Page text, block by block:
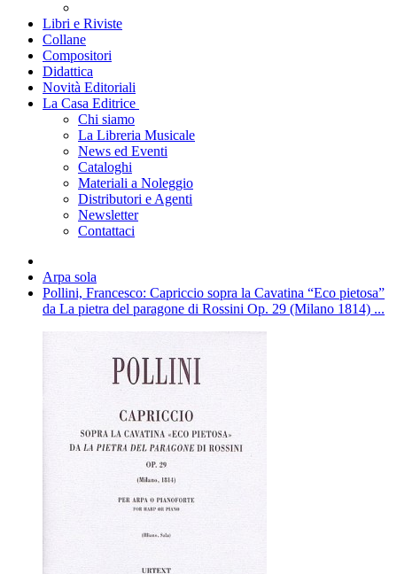
Libri e Riviste
Collane
Compositori
Didattica
Novità Editoriali
La Casa Editrice
Chi siamo
La Libreria Musicale
News ed Eventi
Cataloghi
Materiali a Noleggio
Distributori e Agenti
Newsletter
Contattaci
Arpa sola
Pollini, Francesco: Capriccio sopra la Cavatina “Eco pietosa”
da La pietra del paragone di Rossini Op. 29 (Milano 1814) ...